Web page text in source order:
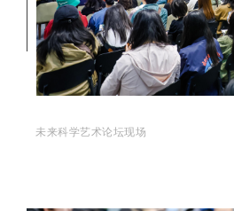
未来科学艺术论坛现场